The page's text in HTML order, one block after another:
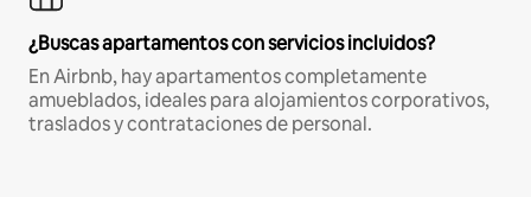
¿Buscas apartamentos con servicios incluidos?
En Airbnb, hay apartamentos completamente
amueblados, ideales para alojamientos corporativos,
traslados y contrataciones de personal.